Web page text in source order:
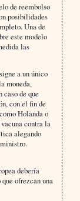
de reembolso
posibilidades
Una de
este modelo
las
a un único
moneda,
de que
con el fin de
Holanda o
contra la
alegando
debería
ofrezcan una